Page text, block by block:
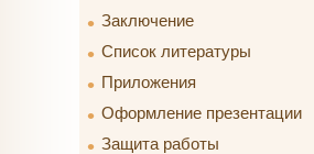
Заключение
Список литературы
Приложения
Оформление презентации
Защита работы